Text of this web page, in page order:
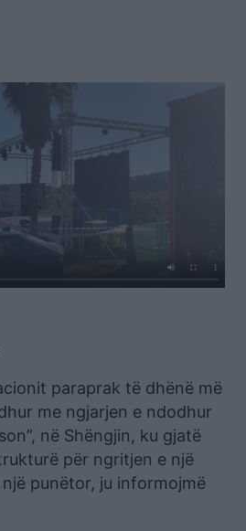
paraprak të dhënë më
me ngjarjen e ndodhur
në Shëngjin, ku gjatë
për ngritjen e një
punëtor, ju informojmë